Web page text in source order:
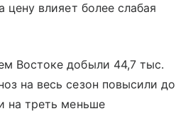
влияет более слабая
Востоке добыли 44,7 тыс.
на весь сезон повысили до
на треть меньше